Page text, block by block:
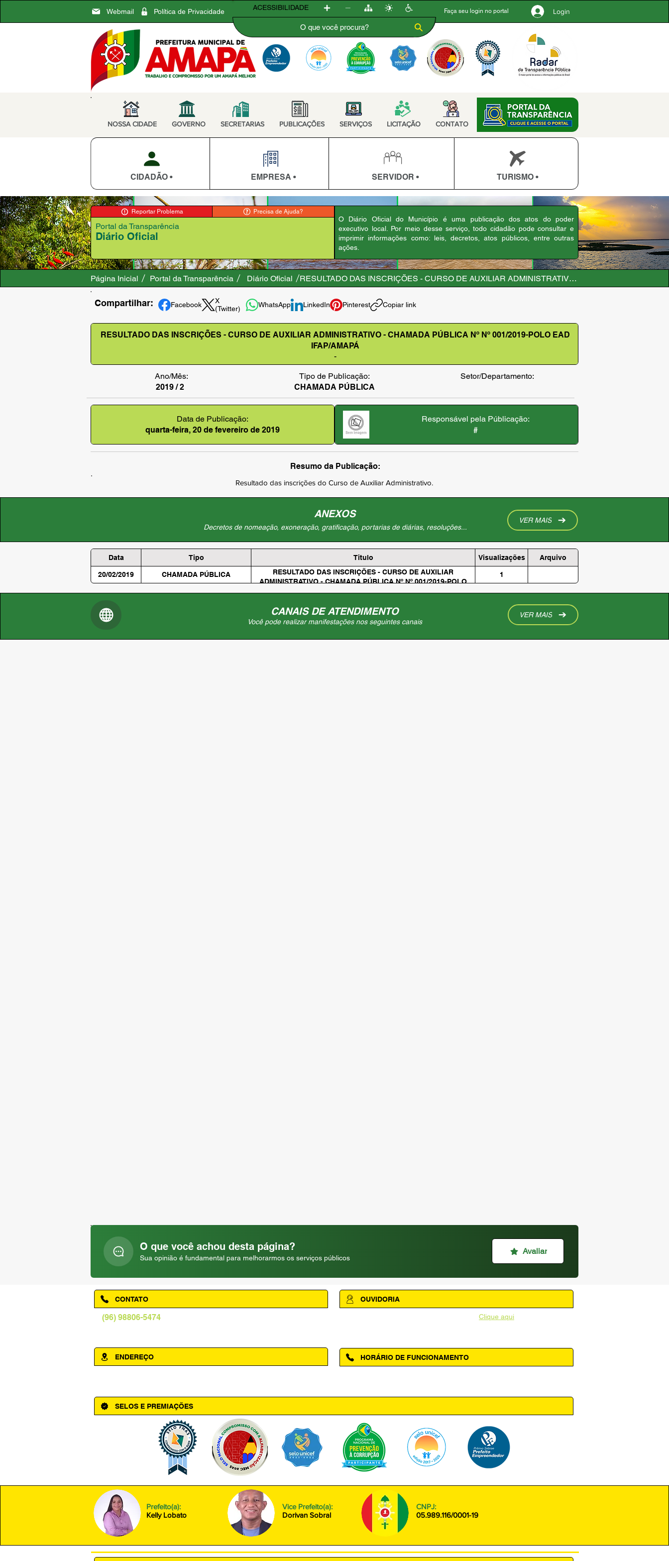
Webmail Política de Privacidade Faça seu login no portal Login
ACESSIBILIDADE
NOSSA CIDADE GOVERNO SECRETARIAS PUBLICAÇÕES SERVIÇOS LICITAÇÃO CONTATO
CIDADÃO • EMPRESA • SERVIDOR • TURISMO •
Reportar Problema Precisa de Ajuda?
Diário Oficial
Portal da Transparência
O Diário Oficial do Município é uma publicação dos atos do poder
executivo local. Por meio desse serviço, todo cidadão pode consultar e
imprimir informações como: leis, decretos, atos públicos, entre outras
ações.
Página Inicial Portal da Transparência Diário Oficial RESULTADO DAS INSCRIÇÕES - CURSO DE AUXILIAR ADMINISTRATIVO - CHAMADA PÚBLICA
Compartilhar: Facebook
X
(Twitter)
WhatsApp LinkedIn Pinterest Copiar link
RESULTADO DAS INSCRIÇÕES - CURSO DE AUXILIAR ADMINISTRATIVO - CHAMADA PÚBLICA Nº Nº 001/2019-POLO EAD
IFAP/AMAPÁ
-
Ano/Mês:
2019 / 2
Tipo de Publicação:
CHAMADA PÚBLICA
Setor/Departamento:
Data de Publicação:
quarta-feira, 20 de fevereiro de 2019
Responsável pela Públicação:
#
Resumo da Publicação:
Resultado das inscrições do Curso de Auxiliar Administrativo.
ANEXOS
Decretos de nomeação, exoneração, gratificação, portarias de diárias, resoluções...
VER MAIS
Data Tipo Titulo Visualizações Arquivo
20/02/2019 CHAMADA PÚBLICA
RESULTADO DAS INSCRIÇÕES - CURSO DE AUXILIAR
ADMINISTRATIVO - CHAMADA PÚBLICA Nº Nº 001/2019-POLO
1
CANAIS DE ATENDIMENTO
Você pode realizar manifestações nos seguintes canais
VER MAIS
O que você achou desta página?
Sua opinião é fundamental para melhorarmos os serviços públicos
Avaliar
(96) 98806-5474
CONTATO
ENDEREÇO
Clique aqui
OUVIDORIA
HORÁRIO DE FUNCIONAMENTO
SELOS E PREMIAÇÕES
Prefeito(a):
Kelly Lobato
Vice Prefeito(a):
Dorivan Sobral
CNPJ:
05.989.116/0001-19